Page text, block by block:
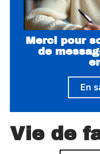
Merci pour
de
En
Vie de